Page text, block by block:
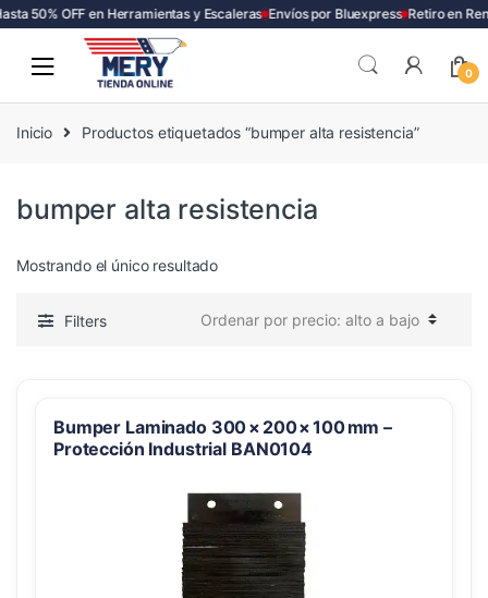
50% OFF en Herramientas y Escaleras Envíos por Bluexpress Retiro en
0
Inicio Productos etiquetados “bumper alta resistencia”
bumper alta resistencia
Mostrando el único resultado
Filters
Bumper Laminado 300 × 200 × 100 mm –
Protección Industrial BAN0104